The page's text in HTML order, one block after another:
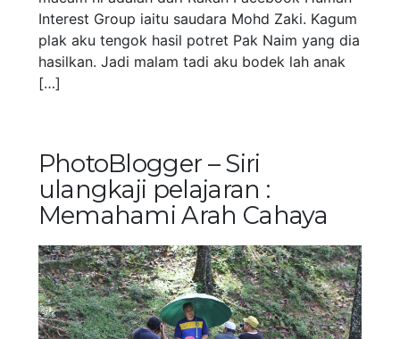
Interest Group iaitu saudara Mohd Zaki. Kagum
plak aku tengok hasil potret Pak Naim yang dia
hasilkan. Jadi malam tadi aku bodek lah anak
[…]
PhotoBlogger – Siri
ulangkaji pelajaran :
Memahami Arah Cahaya